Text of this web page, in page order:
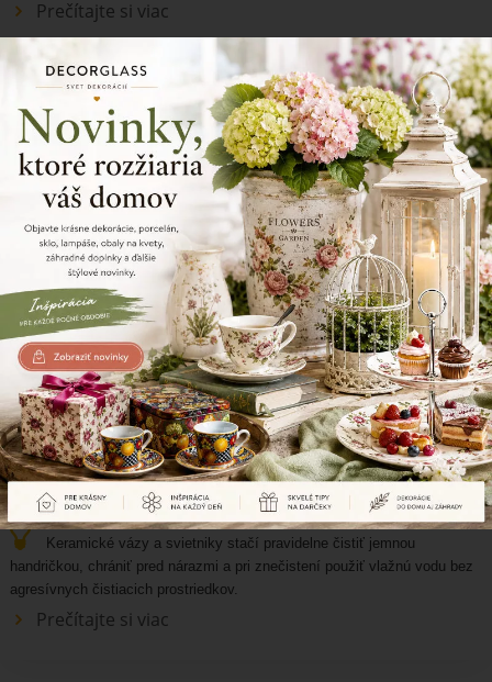
Prečítajte si viac
Keramika
Sú keramické misky vhodné na servírovanie
jedla?
Áno, keramické misky sú veľmi vhodné na servírovanie jedla. Sú
praktické, estetické a vďaka širokej ponuke tvarov a dizajnov sa hodia na
každodenné aj slávnostné stolovanie.
Prečítajte si viac
Keramika
Ako sa starať o keramické vázy a svietniky?
Keramické vázy a svietniky stačí pravidelne čistiť jemnou
handričkou, chrániť pred nárazmi a pri znečistení použiť vlažnú vodu bez
agresívnych čistiacich prostriedkov.
Prečítajte si viac